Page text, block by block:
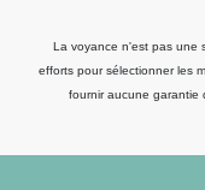
La voyance n'est pas une
efforts pour sélectionner les
fournir aucune garantie